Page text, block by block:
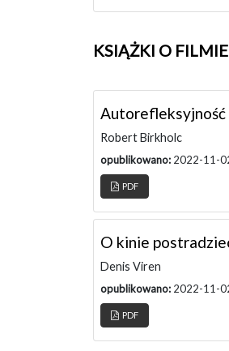
KSIĄŻKI O FILMIE
Autorefleksyjność
Robert Birkholc
opublikowano:2022-11-
PDF
O kinie
Denis Viren
opublikowano:2022-11-
PDF